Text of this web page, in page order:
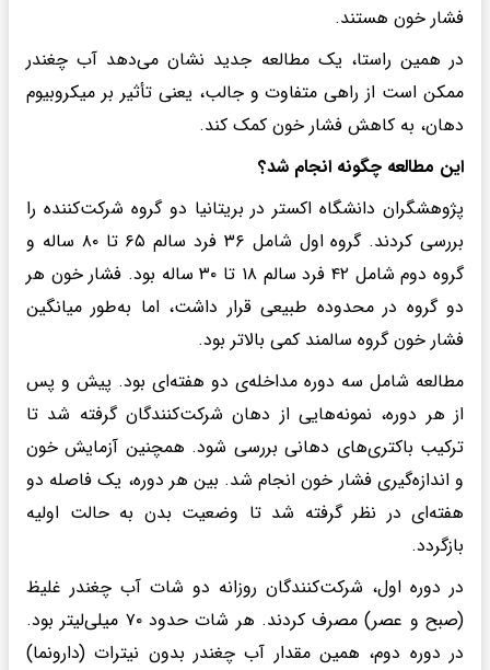
فشار خون هستند.
در همین راستا، یک مطالعه جدید نشان می‌دهد آب چغندر
ممکن است از راهی متفاوت و جالب، یعنی تأثیر بر میکروبیوم
دهان، به کاهش فشار خون کمک کند.
این مطالعه چگونه انجام شد؟
پژوهشگران دانشگاه اکستر در بریتانیا دو گروه شرکت‌کننده را
بررسی کردند. گروه اول شامل ۳۶ فرد سالم ۶۵ تا ۸۰ ساله و
گروه دوم شامل ۴۲ فرد سالم ۱۸ تا ۳۰ ساله بود. فشار خون هر
دو گروه در محدوده طبیعی قرار داشت، اما به‌طور میانگین
فشار خون گروه سالمند کمی بالاتر بود.
مطالعه شامل سه دوره مداخله‌ی دو هفته‌ای بود. پیش و پس
از هر دوره، نمونه‌هایی از دهان شرکت‌کنندگان گرفته شد تا
ترکیب باکتری‌های دهانی بررسی شود. همچنین آزمایش خون
و اندازه‌گیری فشار خون انجام شد. بین هر دوره، یک فاصله دو
هفته‌ای در نظر گرفته شد تا وضعیت بدن به حالت اولیه
بازگردد.
در دوره اول، شرکت‌کنندگان روزانه دو شات آب چغندر غلیظ
(صبح و عصر) مصرف کردند. هر شات حدود ۷۰ میلی‌لیتر بود.
در دوره دوم، همین مقدار آب چغندر بدون نیترات (دارونما)